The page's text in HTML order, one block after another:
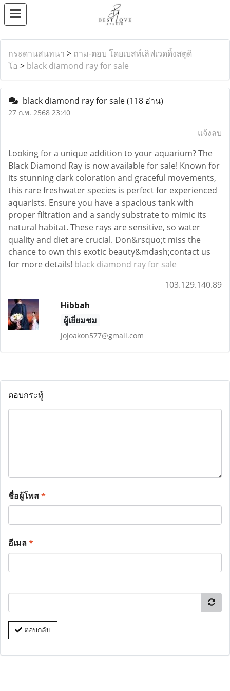
กระดานสนทนา > ถาม-ตอบ โดยเบสท์เลิฟเวดดิ้งสตูดิ
โอ > black diamond ray for sale
black diamond ray for sale(118 อ่าน)
27 ก.พ. 2568 23:40
แจ้งลบ
Looking for a unique addition to your aquarium? The
Black Diamond Ray is now available for sale! Known for
its stunning dark coloration and graceful movements,
this rare freshwater species is perfect for experienced
aquarists. Ensure you have a spacious tank with
proper filtration and a sandy substrate to mimic its
natural habitat. These rays are sensitive, so water
quality and diet are crucial. Don&rsquo;t miss the
chance to own this exotic beauty&mdash;contact us
for more details! black diamond ray for sale
103.129.140.89
Hibbah
ผู้เยี่ยมชม
jojoakon577@gmail.com
ตอบกระทู้
ชื่อผู้โพส*
อีเมล*
ตอบกลับ